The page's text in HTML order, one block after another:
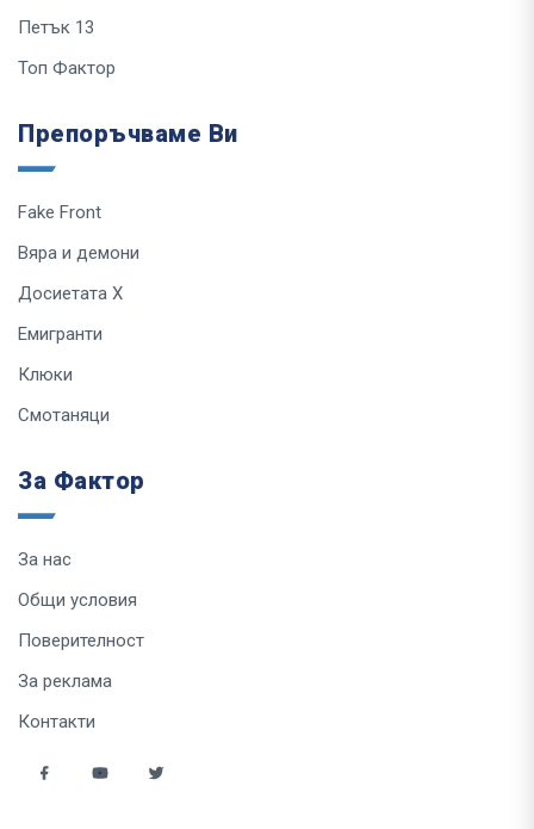
Петък 13
Топ Фактор
Препоръчваме Ви
Fake Front
Вяра и демони
Досиетата Х
Емигранти
Клюки
Смотаняци
За Фактор
За нас
Общи условия
Поверителност
За реклама
Контакти